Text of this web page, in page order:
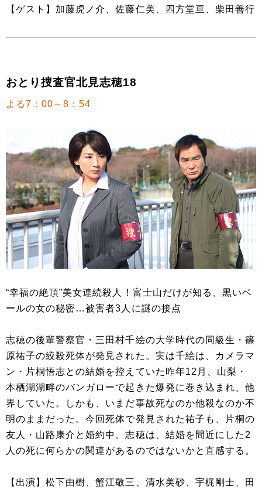
【ゲスト】加藤虎ノ介、佐藤仁美、四方堂亘、柴田善行
おとり捜査官北見志穂18
よる7：00～8：54
“幸福の絶頂”美女連続殺人！富士山だけが知る、黒いベ
ールの女の秘密…被害者3人に謎の接点
志穂の後輩警察官・三田村千絵の大学時代の同級生・篠
原祐子の絞殺死体が発見された。実は千絵は、カメラマ
ン・片桐悟志との結婚を控えていた昨年12月、山梨・
本栖湖湖畔のバンガローで起きた爆発に巻き込まれ、他
界していた。しかも、いまだ事故死なのか他殺なのか不
明のままだった。今回死体で発見された祐子も、片桐の
友人・山路康介と婚約中。志穂は、結婚を間近にした2
人の死に何らかの関連があるのではないかと直感する。
【出演】松下由樹、蟹江敬三、清水美砂、宇梶剛士、田